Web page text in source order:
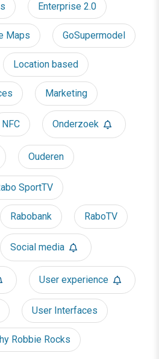
Enterprise 2.0
Maps GoSupermodel
Location based
Marketing
NFC Onderzoek
Ouderen
SportTV
Rabobank RaboTV
Social media
User experience
User Interfaces
Robbie Rocks